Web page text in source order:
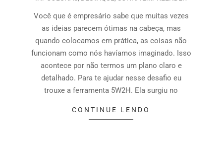
Você que é empresário sabe que muitas vezes
as ideias parecem ótimas na cabeça, mas
quando colocamos em prática, as coisas não
funcionam como nós havíamos imaginado. Isso
acontece por não termos um plano claro e
detalhado. Para te ajudar nesse desafio eu
trouxe a ferramenta 5W2H. Ela surgiu no
CONTINUE LENDO